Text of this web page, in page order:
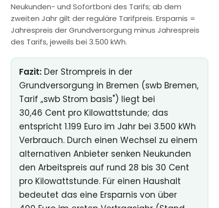
Neukunden- und Sofortboni des Tarifs; ab dem
zweiten Jahr gilt der reguläre Tarifpreis. Ersparnis =
Jahrespreis der Grundversorgung minus Jahrespreis
des Tarifs, jeweils bei 3.500 kWh.
Fazit: Der Strompreis in der
Grundversorgung in Bremen (swb Bremen,
Tarif „swb Strom basis") liegt bei
30,46 Cent pro Kilowattstunde; das
entspricht 1.199 Euro im Jahr bei 3.500 kWh
Verbrauch. Durch einen Wechsel zu einem
alternativen Anbieter senken Neukunden
den Arbeitspreis auf rund 28 bis 30 Cent
pro Kilowattstunde. Für einen Haushalt
bedeutet das eine Ersparnis von über